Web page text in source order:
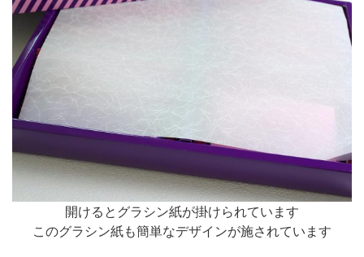
開けるとグラシン紙が掛けられています
このグラシン紙も簡単なデザインが施されています